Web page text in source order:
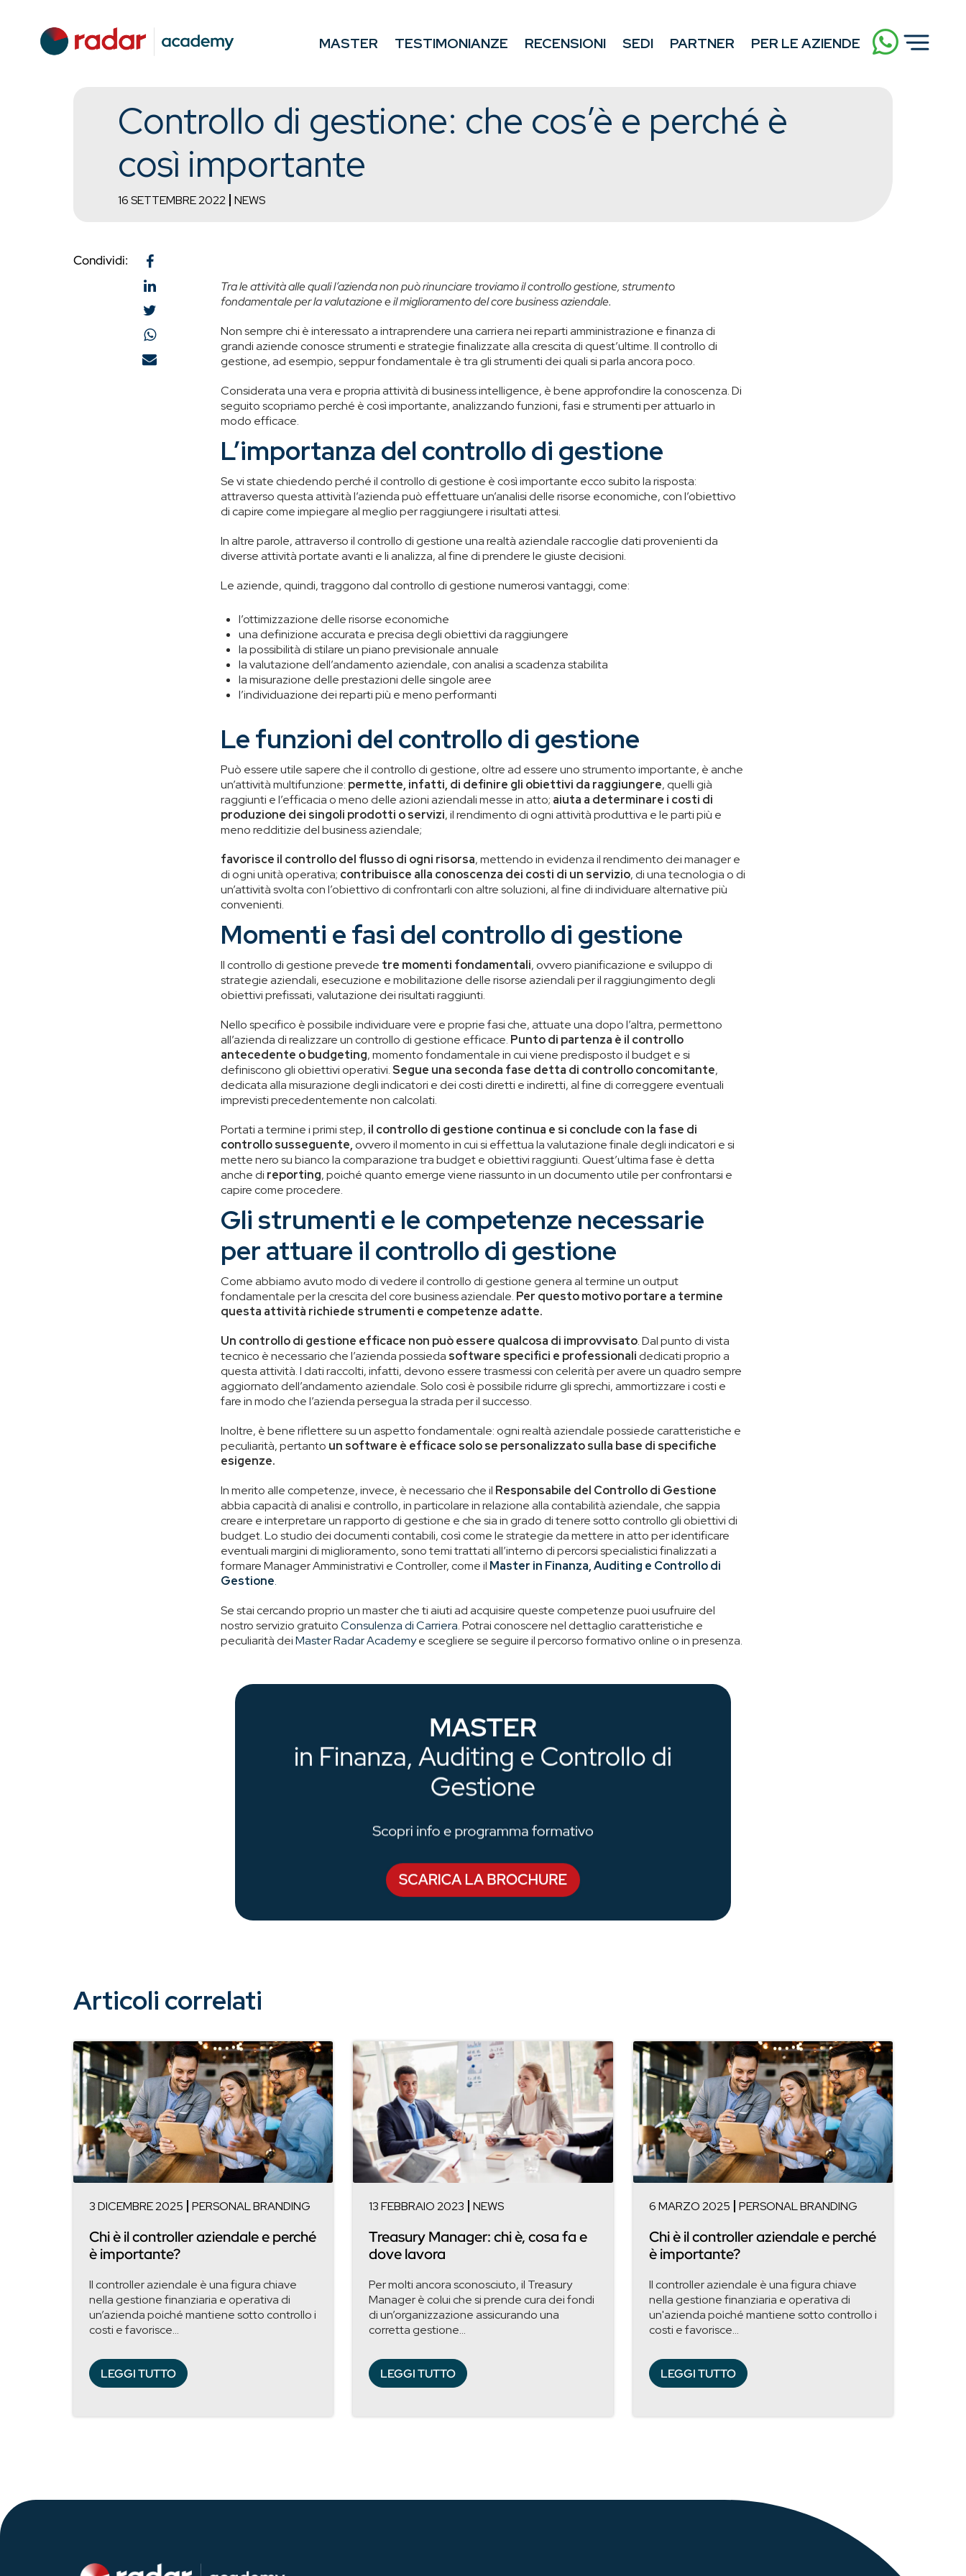
MASTER TESTIMONIANZE RECENSIONI SEDI PARTNER PER LE AZIENDE
Controllo di gestione: che cos’è e perché è
così importante
16 SETTEMBRE 2022 NEWS
Tra le attività alle quali l’azienda non può rinunciare troviamo il controllo gestione, strumento
fondamentale per la valutazione e il miglioramento del core business aziendale.
Non sempre chi è interessato a intraprendere una carriera nei reparti amministrazione e finanza di
grandi aziende conosce strumenti e strategie finalizzate alla crescita di quest’ultime. Il controllo di
gestione, ad esempio, seppur fondamentale è tra gli strumenti dei quali si parla ancora poco.
Considerata una vera e propria attività di business intelligence, è bene approfondire la conoscenza. Di
seguito scopriamo perché è così importante, analizzando funzioni, fasi e strumenti per attuarlo in
modo efficace.
L’importanza del controllo di gestione
Se vi state chiedendo perché il controllo di gestione è così importante ecco subito la risposta:
attraverso questa attività l’azienda può effettuare un’analisi delle risorse economiche, con l’obiettivo
di capire come impiegare al meglio per raggiungere i risultati attesi.
In altre parole, attraverso il controllo di gestione una realtà aziendale raccoglie dati provenienti da
diverse attività portate avanti e li analizza, al fine di prendere le giuste decisioni.
Le aziende, quindi, traggono dal controllo di gestione numerosi vantaggi, come:
l’ottimizzazione delle risorse economiche
una definizione accurata e precisa degli obiettivi da raggiungere
la possibilità di stilare un piano previsionale annuale
la valutazione dell’andamento aziendale, con analisi a scadenza stabilita
la misurazione delle prestazioni delle singole aree
l’individuazione dei reparti più e meno performanti
Le funzioni del controllo di gestione
Può essere utile sapere che il controllo di gestione, oltre ad essere uno strumento importante, è anche
un’attività multifunzione: permette, infatti, di definire gli obiettivi da raggiungere, quelli già
raggiunti e l’efficacia o meno delle azioni aziendali messe in atto; aiuta a determinare i costi di
produzione dei singoli prodotti o servizi, il rendimento di ogni attività produttiva e le parti più e
meno redditizie del business aziendale;
favorisce il controllo del flusso di ogni risorsa, mettendo in evidenza il rendimento dei manager e
di ogni unità operativa; contribuisce alla conoscenza dei costi di un servizio, di una tecnologia o di
un’attività svolta con l’obiettivo di confrontarli con altre soluzioni, al fine di individuare alternative più
convenienti.
Momenti e fasi del controllo di gestione
Il controllo di gestione prevede tre momenti fondamentali, ovvero pianificazione e sviluppo di
strategie aziendali, esecuzione e mobilitazione delle risorse aziendali per il raggiungimento degli
obiettivi prefissati, valutazione dei risultati raggiunti.
Nello specifico è possibile individuare vere e proprie fasi che, attuate una dopo l’altra, permettono
all’azienda di realizzare un controllo di gestione efficace. Punto di partenza è il controllo
antecedente o budgeting, momento fondamentale in cui viene predisposto il budget e si
definiscono gli obiettivi operativi.Segue una seconda fase detta di controllo concomitante,
dedicata alla misurazione degli indicatori e dei costi diretti e indiretti, al fine di correggere eventuali
imprevisti precedentemente non calcolati.
Portati a termine i primi step, il controllo di gestione continua e si conclude con la fase di
controllo susseguente,ovvero il momento in cui si effettua la valutazione finale degli indicatori e si
mette nero su bianco la comparazione tra budget e obiettivi raggiunti. Quest’ultima fase è detta
anche di reporting, poiché quanto emerge viene riassunto in un documento utile per confrontarsi e
capire come procedere.
Gli strumenti e le competenze necessarie
per attuare il controllo di gestione
Come abbiamo avuto modo di vedere il controllo di gestione genera al termine un output
fondamentale per la crescita del core business aziendale. Per questo motivo portare a termine
questa attività richiede strumenti e competenze adatte.
Un controllo di gestione efficace non può essere qualcosa di improvvisato. Dal punto di vista
tecnico è necessario che l’azienda possieda software specifici e professionali dedicati proprio a
questa attività. I dati raccolti, infatti, devono essere trasmessi con celerità per avere un quadro sempre
aggiornato dell’andamento aziendale. Solo così è possibile ridurre gli sprechi, ammortizzare i costi e
fare in modo che l’azienda persegua la strada per il successo.
Inoltre, è bene riflettere su un aspetto fondamentale: ogni realtà aziendale possiede caratteristiche e
peculiarità, pertanto un software è efficace solo se personalizzato sulla base di specifiche
esigenze.
In merito alle competenze, invece, è necessario che il Responsabile del Controllo di Gestione
abbia capacità di analisi e controllo, in particolare in relazione alla contabilità aziendale, che sappia
creare e interpretare un rapporto di gestione e che sia in grado di tenere sotto controllo gli obiettivi di
budget. Lo studio dei documenti contabili, così come le strategie da mettere in atto per identificare
eventuali margini di miglioramento, sono temi trattati all’interno di percorsi specialistici finalizzati a
formare Manager Amministrativi e Controller, come il Master in Finanza, Auditing e Controllo di
Gestione.
Se stai cercando proprio un master che ti aiuti ad acquisire queste competenze puoi usufruire del
nostro servizio gratuitoConsulenza di Carriera.Potrai conoscere nel dettaglio caratteristiche e
peculiarità deiMaster Radar Academye scegliere se seguire il percorso formativo online o in presenza.
Condividi:
Articoli correlati
3 DICEMBRE 2025 PERSONAL BRANDING
Chi è il controller aziendale e perché
è importante?
Il controller aziendale è una figura chiave
nella gestione finanziaria e operativa di
un’azienda poiché mantiene sotto controllo i
costi e favorisce...
LEGGI TUTTO
13 FEBBRAIO 2023 NEWS
Treasury Manager: chi è, cosa fa e
dove lavora
Per molti ancora sconosciuto, il Treasury
Manager è colui che si prende cura dei fondi
di un’organizzazione assicurando una
corretta gestione...
LEGGI TUTTO
6 MARZO 2025 PERSONAL BRANDING
Chi è il controller aziendale e perché
è importante?
Il controller aziendale è una figura chiave
nella gestione finanziaria e operativa di
un'azienda poiché mantiene sotto controllo i
costi e favorisce...
LEGGI TUTTO